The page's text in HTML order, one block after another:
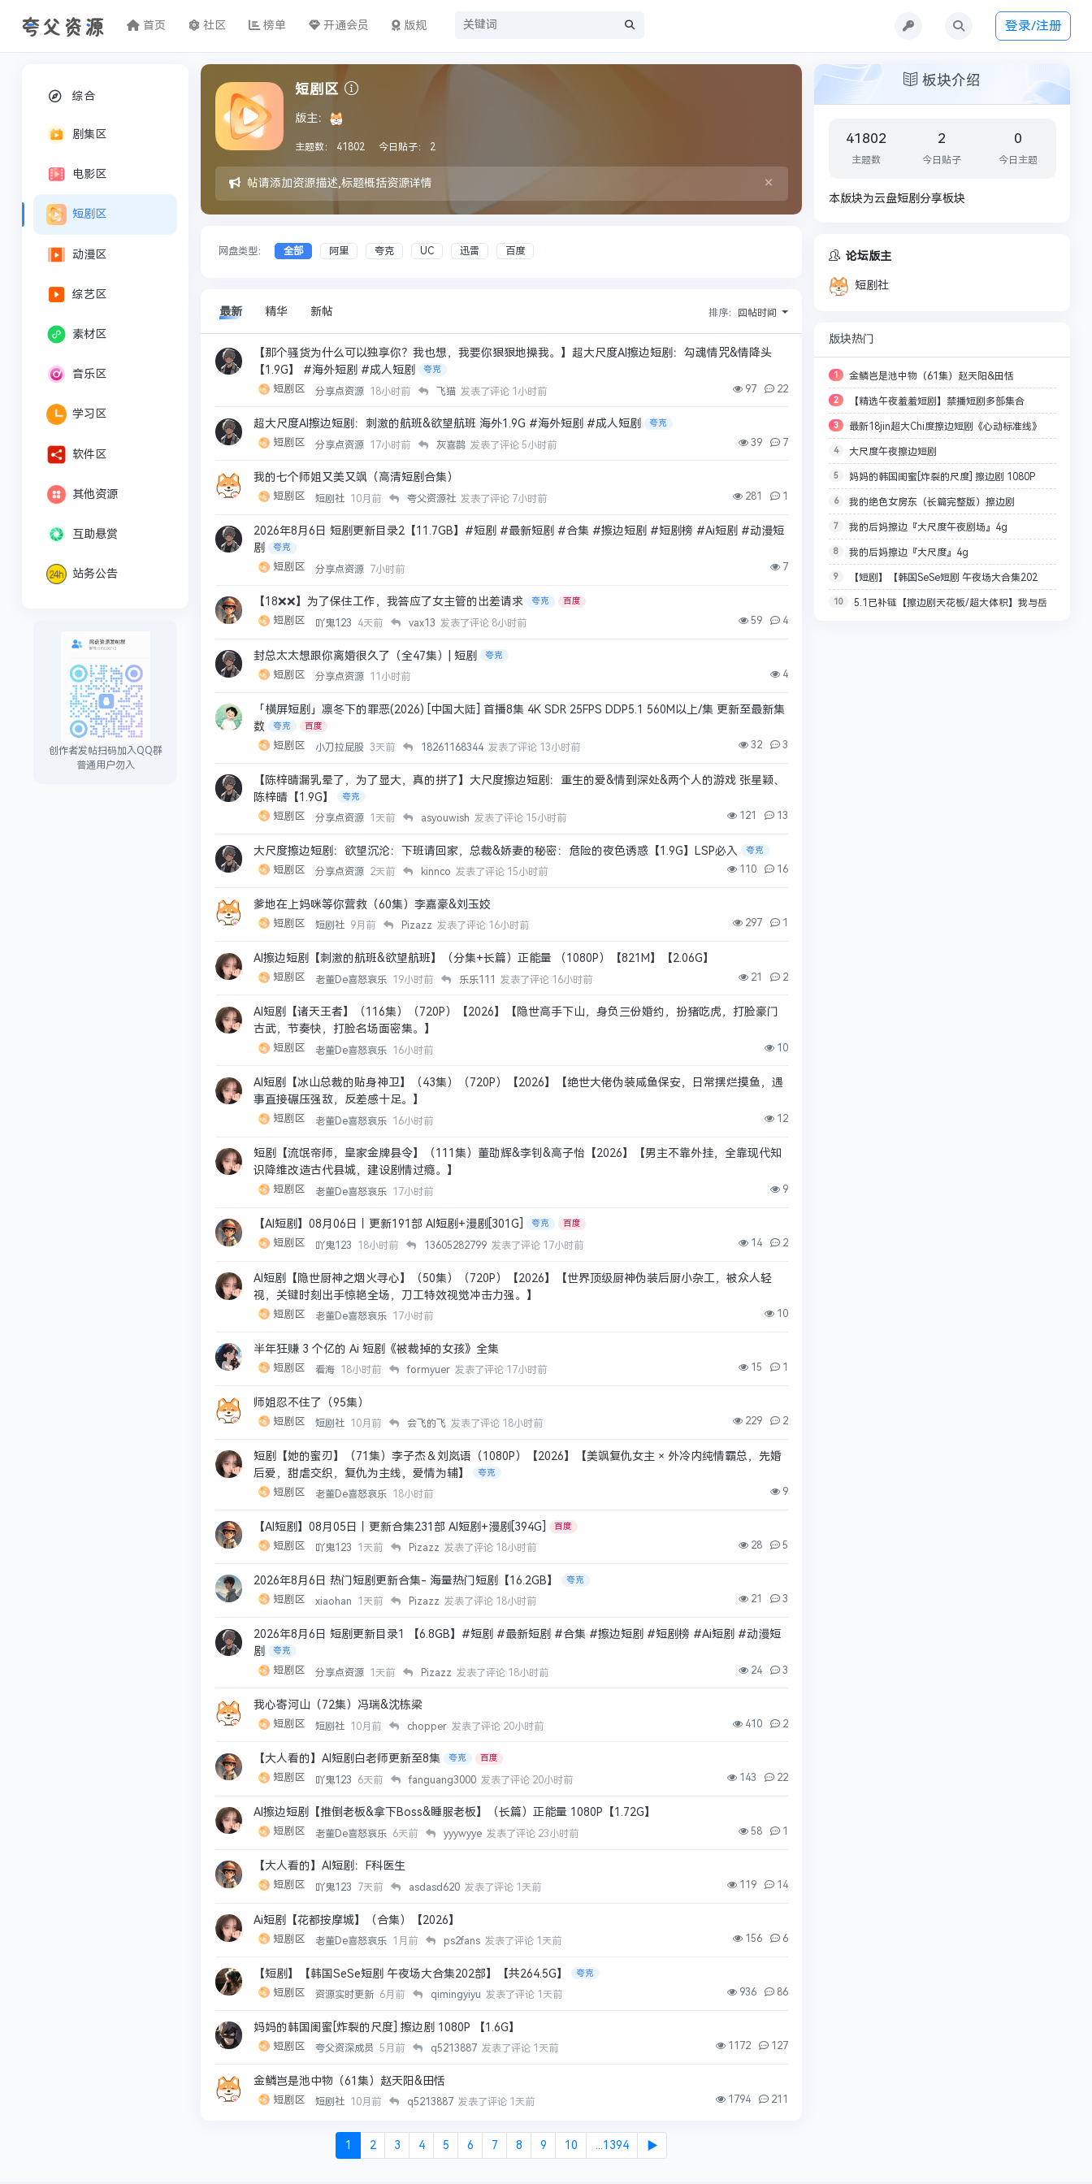
首页 社区 榜单 开通会员 版规 登录/注册
综合
剧集区
电影区
短剧区
动漫区
综艺区
素材区
音乐区
学习区
软件区
其他资源
互助悬赏
站务公告
创作者发帖扫码加入QQ群
普通用户勿入
短剧区
版主：
主题数： 41802 今日贴子： 2
发帖请添加资源描述,标题概括资源详情 ×
网盘类型： 全部 阿里 夸克 UC 迅雷 百度
最新 精华 新帖 排序： 回帖时间
【那个骚货为什么可以独享你？我也想，我要你狠狠地操我。】超大尺度AI擦边短剧：勾魂情咒& 情⁠降⁠头
【1.9G】 #海外短剧 #成人短剧
夸克
短剧区 分享点资源 18小时前 飞猫 发表了评论 1小时前 97 22
超大尺度AI擦边短剧：刺激的航班&欲望航班 海外1.9G #海外短剧 #成人短剧 夸克
短剧区 分享点资源 17小时前 灰喜鹊 发表了评论 5小时前 39 7
我的七个师姐又美又飒（高清短剧合集）
短剧区
短剧社 10月前 夸父资源社 发表了评论 7小时前 281 1
2026年8月6日 短剧更新目录2【11.7GB】#短剧 #最新短剧 #合集 #擦边短剧 #短剧榜 #Ai短剧 #动漫短
剧
夸克
短剧区 分享点资源 7小时前 7
【18❌❌】为了保住工作，我答应了女主管的出差请求 夸克 百度
短剧区 吖鬼123 4天前 vax13 发表了评论 8小时前 59 4
封总太太想跟你离婚很久了（全47集）| 短剧 夸克
短剧区 分享点资源 11小时前 4
「横屏短剧」凛冬下的罪恶(2026) [中国大陆] 首播8集 4K SDR 25FPS DDP5.1 560M以上/集 更新至最新集
数
夸克 百度
短剧区 小刀拉屁股 3天前 18261168344 发表了评论 13小时前 32 3
【陈梓晴漏乳晕了，为了显大，真的拼了】大尺度擦边短剧：重生的爱&情到深处&两个人的游戏 张星颖、
陈梓晴【1.9G】
夸克
短剧区 分享点资源 1天前 asyouwish 发表了评论 15小时前 121 13
大尺度擦边短剧：欲望沉沦：下班请回家，总裁&娇妻的秘密：危险的夜色诱惑【1.9G】LSP必入 夸克
短剧区 分享点资源 2天前 kinnco 发表了评论 15小时前 110 16
爹地在上妈咪等你营救（60集）李嘉豪&刘玉姣
短剧区
短剧社 9月前 Pizazz 发表了评论 16小时前 297 1
AI擦边短剧【刺激的航班&欲望航班】（分集+长篇）正能量 （1080P）【821M】【2.06G】
短剧区
老董De喜怒哀乐 19小时前 乐乐111 发表了评论 16小时前 21 2
AI短剧【诸天王者】（116集）（720P）【2026】【隐世高手下山，身负三份婚约，扮猪吃虎，打脸豪门
古武，节奏快，打脸名场面密集。】
短剧区
老董De喜怒哀乐 16小时前 10
AI短剧【冰山总裁的贴身神卫】（43集）（720P）【2026】【绝世大佬伪装咸鱼保安，日常摆烂摸鱼，遇
事直接碾压强敌，反差感十足。】
短剧区
老董De喜怒哀乐 16小时前 12
短剧【流氓帝师，皇家金牌县令】（111集）董劭辉&李钊&高子怡【2026】【男主不靠外挂，全靠现代知
识降维改造古代县城，建设剧情过瘾。】
短剧区
老董De喜怒哀乐 17小时前 9
【AI短剧】08月06日丨更新191部 AI短剧+漫剧[301G] 夸克 百度
短剧区 吖鬼123 18小时前 13605282799 发表了评论 17小时前 14 2
AI短剧【隐世厨神之烟火寻心】（50集）（720P）【2026】【世界顶级厨神伪装后厨小杂工，被众人轻
视，关键时刻出手惊艳全场，刀工特效视觉冲击力强。】
短剧区
老董De喜怒哀乐 17小时前 10
半年狂赚 3 个亿的 Ai 短剧《被裁掉的女孩》全集
短剧区
看海 18小时前 formyuer 发表了评论 17小时前 15 1
师姐忍不住了（95集）
短剧区
短剧社 10月前 会飞的飞 发表了评论 18小时前 229 2
短剧【她的蜜刃】（71集）李子杰＆刘岚语（1080P）【2026】【美飒复仇女主 × 外冷内纯情霸总，先婚
后爱，甜虐交织，复仇为主线，爱情为辅】
夸克
短剧区 老董De喜怒哀乐 18小时前 9
【AI短剧】08月05日丨更新合集231部 AI短剧+漫剧[394G] 百度
短剧区 吖鬼123 1天前 Pizazz 发表了评论 18小时前 28 5
2026年8月6日 热门短剧更新合集- 海量热门短剧【16.2GB】 夸克
短剧区 xiaohan 1天前 Pizazz 发表了评论 18小时前 21 3
2026年8月6日 短剧更新目录1 【6.8GB】#短剧 #最新短剧 #合集 #擦边短剧 #短剧榜 #Ai短剧 #动漫短
剧
夸克
短剧区 分享点资源 1天前 Pizazz 发表了评论 18小时前 24 3
我心寄河山（72集）冯瑞&沈栋梁
短剧区
短剧社 10月前 chopper 发表了评论 20小时前 410 2
【大人看的】AI短剧白老师更新至8集 夸克 百度
短剧区 吖鬼123 6天前 fanguang3000 发表了评论 20小时前 143 22
AI擦边短剧【推倒老板&拿下Boss&睡服老板】（长篇）正能量 1080P【1.72G】
短剧区
老董De喜怒哀乐 6天前 yyywyye 发表了评论 23小时前 58 1
【大人看的】AI短剧：F科医生
短剧区
吖鬼123 7天前 asdasd620 发表了评论 1天前 119 14
Ai短剧【花都按摩城】（合集）【2026】
短剧区
老董De喜怒哀乐 1月前 ps2fans 发表了评论 1天前 156 6
【短剧】【韩国SeSe短剧 午夜场大合集202部】【共264.5G】 夸克
短剧区 资源实时更新 6月前 qimingyiyu 发表了评论 1天前 936 86
妈妈的韩国闺蜜[炸裂的尺度] 擦边剧 1080P 【1.6G】
短剧区
夸父资深成员 5月前 q5213887 发表了评论 1天前 1172 127
金鳞岂是池中物（61集）赵天阳&田恬
短剧区
短剧社 10月前 q5213887 发表了评论 1天前 1794 211
1 2 3 4 5 6 7 8 9 10 ...1394 ▶
板块介绍
41802
主题数
2
今日贴子
0
今日主题
本版块为云盘短剧分享板块
论坛版主
短剧社
版块热门
1 金鳞岂是池中物（61集）赵天阳&田恬
2 【精选午夜羞羞短剧】禁播短剧多部集合
【90G】
3 最新18jin超大Chi度擦边短剧《心动标准线》
（高清完整版）【1.2G】
4 大尺度午夜擦边短剧
5 妈妈的韩国闺蜜[炸裂的尺度] 擦边剧 1080P
【1.6G】
6 我的绝色女房东（长篇完整版）擦边剧
7 我的后妈擦边『大尺度午夜剧场』4g
8 我的后妈擦边『大尺度』4g
9 【短剧】【韩国SeSe短剧 午夜场大合集202
部】【共264.5G】
10 5.1已补链【擦边剧天花板/超大体积】我与岳